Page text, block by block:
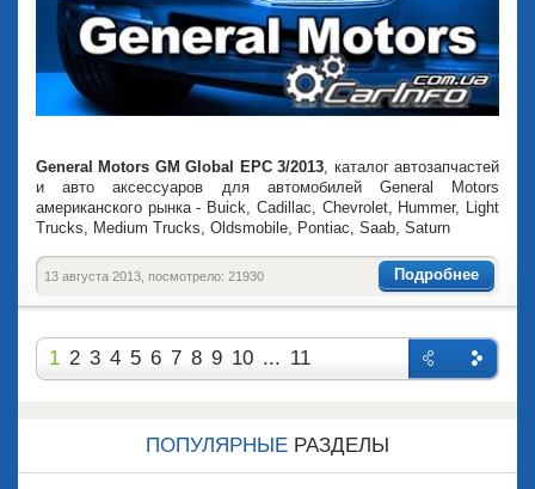
General Motors GM Global EPC 3/2013, каталог автозапчастей
и авто аксессуаров для автомобилей General Motors
американского рынка - Buick, Cadillac, Chevrolet, Hummer, Light
Trucks, Medium Trucks, Oldsmobile, Pontiac, Saab, Saturn
Подробнее
13 августа 2013, посмотрело: 21930
1 2 3 4 5 6 7 8 9 10 ... 11
ПОПУЛЯРНЫЕ РАЗДЕЛЫ